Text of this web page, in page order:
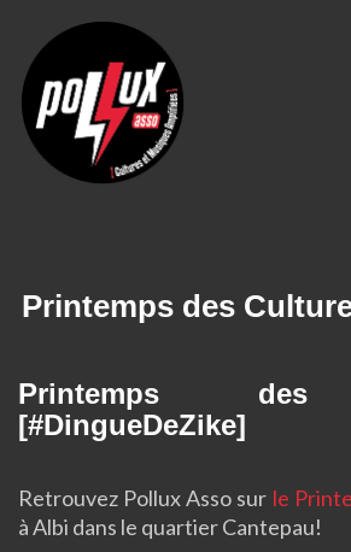
Printemps des
Printemps des
[#DingueDeZike]
Retrouvez Pollux Asso sur le
à Albi dans le quartier Cantepau!